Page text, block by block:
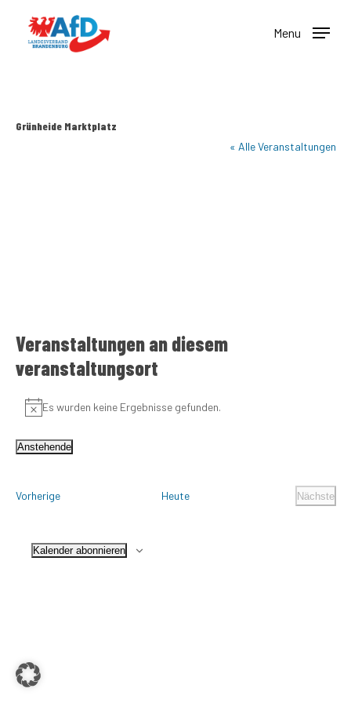
Menu
Grünheide Marktplatz
« Alle Veranstaltungen
Veranstaltungen an diesem
veranstaltungsort
Hinweis
Es wurden keine Ergebnisse gefunden.
Anstehende
VorherigeVeranstaltungen Heute
Nächste
Kalender abonnieren